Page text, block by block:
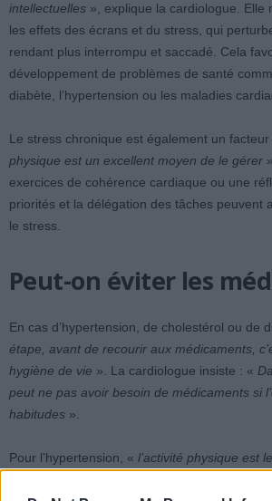
intellectuelles », explique la cardiologue. Elle
les effets des écrans et du stress, qui
rendant plus interrompu et saccadé. Cela
développement de problèmes de santé
diabète, l’hypertension ou les maladies
Le stress chronique est également un
physique est un excellent moyen de le gérer
exercices de cohérence cardiaque ou une
priorités et la délégation des tâches peuvent
le stress.
Peut-on éviter les
En cas d’hypertension, de cholestérol ou de
étape, avant de recourir aux médicaments,
hygiène de vie ». La cardiologue insiste : «
peut ne pas avoir besoin de médicaments si
habitudes ».
Pour l’hypertension, « l’activité physique est